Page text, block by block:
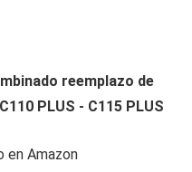
reemplazo de
PLUS - C115 PLUS
en Amazon